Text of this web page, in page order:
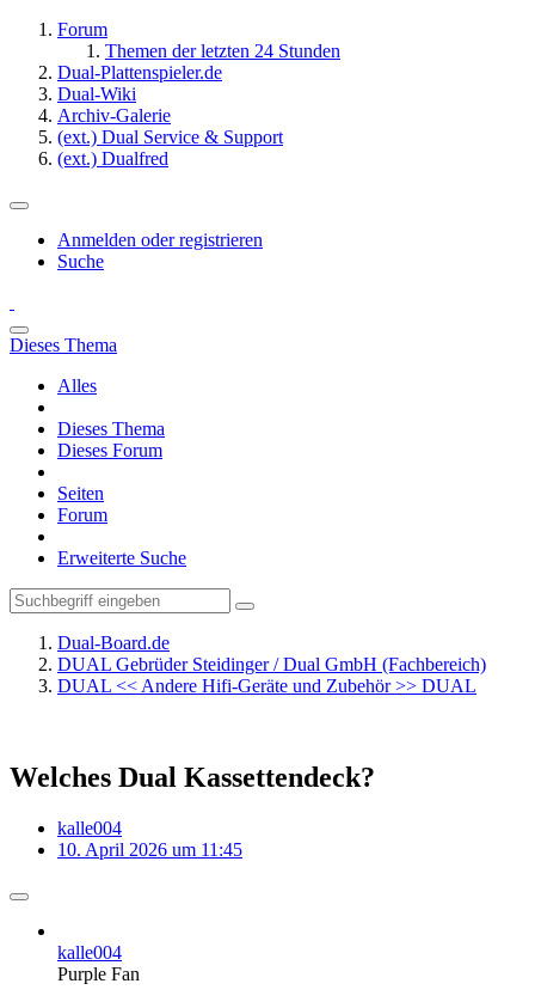
Forum
Themen der letzten 24 Stunden
Dual-Plattenspieler.de
Dual-Wiki
Archiv-Galerie
(ext.) Dual Service & Support
(ext.) Dualfred
Anmelden oder registrieren
Suche
Dieses Thema
Alles
Dieses Thema
Dieses Forum
Seiten
Forum
Erweiterte Suche
Dual-Board.de
DUAL Gebrüder Steidinger / Dual GmbH (Fachbereich)
DUAL << Andere Hifi-Geräte und Zubehör >> DUAL
Welches Dual Kassettendeck?
kalle004
10. April 2026 um 11:45
kalle004
Purple Fan